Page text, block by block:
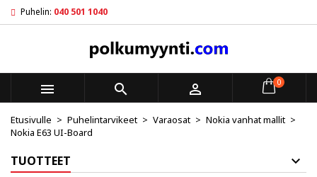
Puhelin: 040 501 1040
   0
Etusivulle Puhelintarvikeet Varaosat
Nokia vanhat mallit
Nokia E63 UI-Board
TUOTTEET
My wishlists ×
Create new list
Luo toivelista ×
Toivelistan nimi
Kirjaudu sisään ×
Sinun pitää olla kirjautunut jotta voit lisätä tuotteita
toivelistalle.
Peruuta Kirjaudu sisään